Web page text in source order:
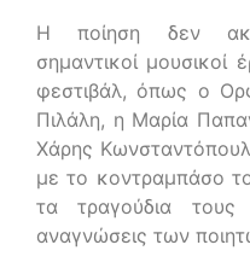
Η ποίηση δεν
σημαντικοί μουσικοί
φεστιβάλ, όπως ο
Πιλάλη, η Μαρία
Χάρης
με το κοντραμπάσο
τα τραγούδια τους
αναγνώσεις των